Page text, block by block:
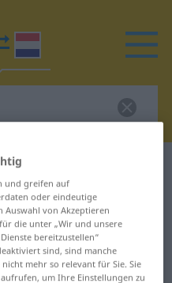
und greifen auf
oder eindeutige
Auswahl von Akzeptieren
die unter „Wir und unsere
bereitzustellen“
sind, sind manche
mehr so relevant für Sie. Sie
um Ihre Einstellungen zu